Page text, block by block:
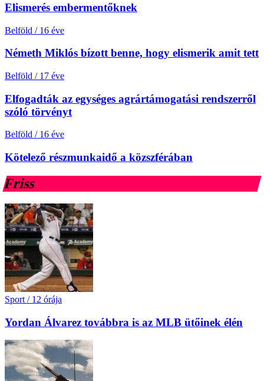
Elismerés embermentőknek
Belföld / 16 éve
Németh Miklós bízott benne, hogy elismerik amit tett
Belföld / 17 éve
Elfogadták az egységes agrártámogatási rendszerről
szóló törvényt
Belföld / 16 éve
Kötelező részmunkaidő a közszférában
Friss
Sport / 12 órája
Yordan Álvarez továbbra is az MLB ütőinek élén